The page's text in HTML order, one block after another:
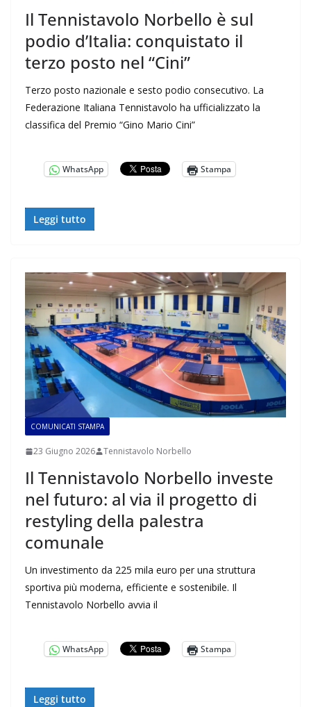
Il Tennistavolo Norbello è sul
podio d’Italia: conquistato il
terzo posto nel “Cini”
Terzo posto nazionale e sesto podio consecutivo. La
Federazione Italiana Tennistavolo ha ufficializzato la
classifica del Premio “Gino Mario Cini”
WhatsApp Stampa
Leggi tutto
COMUNICATI STAMPA
23 Giugno 2026 Tennistavolo Norbello
Il Tennistavolo Norbello investe
nel futuro: al via il progetto di
restyling della palestra
comunale
Un investimento da 225 mila euro per una struttura
sportiva più moderna, efficiente e sostenibile. Il
Tennistavolo Norbello avvia il
WhatsApp Stampa
Leggi tutto